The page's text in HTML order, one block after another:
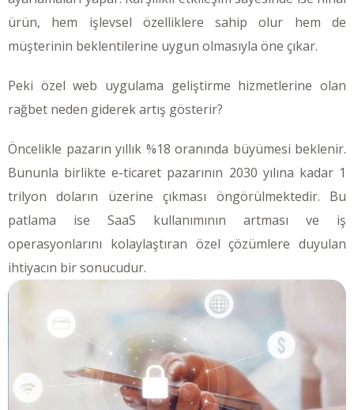
ürün, hem işlevsel özelliklere sahip olur hem de
müşterinin beklentilerine uygun olmasıyla öne çıkar.
Peki özel web uygulama geliştirme hizmetlerine olan
rağbet neden giderek artış gösterir?
Öncelikle pazarın yıllık %18 oranında büyümesi beklenir.
Bununla birlikte e-ticaret pazarının 2030 yılına kadar 1
trilyon doların üzerine çıkması öngörülmektedir. Bu
patlama ise SaaS kullanımının artması ve iş
operasyonlarını kolaylaştıran özel çözümlere duyulan
ihtiyacın bir sonucudur.